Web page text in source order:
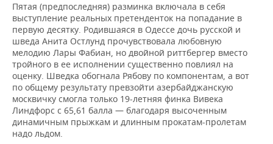
Пятая (предпоследняя) разминка включала в себя
выступление реальных претенденток на попадание в
первую десятку. Родившаяся в Одессе дочь русской и
шведа Анита Остлунд прочувствовала любовную
мелодию Лары Фабиан, но двойной риттбергер вместо
тройного в ее исполнении существенно повлиял на
оценку. Шведка обогнала Рябову по компонентам, а вот
по общему результату превзойти азербайджанскую
москвичку смогла только 19-летняя финка Вивека
Линдфорс с 65,61 балла — благодаря высоченным
динамичным прыжкам и длинным прокатам-пролетам
надо льдом.